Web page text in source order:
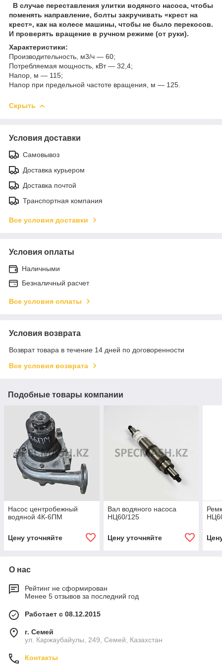
В случае переставления улитки водяного насоса, чтобы
поменять направление, болты закручивать «крест на
крест», как на колесе машины, чтобы не было перекосов.
И проверять вращение в ручном режиме (от руки).
Характеристики:
Производительность, м3/ч — 60;
Потребляемая мощность, кВт — 32,4;
Напор, м — 115;
Напор при предельной частоте вращения, м — 125.
Скрыть
Условия доставки
Самовывоз
Доставка курьером
Доставка почтой
Транспортная компания
Все условия доставки
Условия оплаты
Наличными
Безналичный расчет
Все условия оплаты
Условия возврата
Возврат товара в течение 14 дней по договоренности
Все условия возврата
Подобные товары компании
Насос центробежный
водяной 4К-6ПМ
Цену уточняйте
Вал водяного насоса
НЦ60/125
Цену уточняйте
О нас
Рейтинг не сформирован
Менее 5 отзывов за последний год
Работает с 08.12.2015
г. Семей
ул. Каржаубайулы, 249, Семей, Казахстан
Контакты